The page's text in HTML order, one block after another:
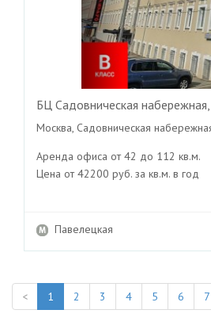
БЦ Садовническая
Москва, Садовническая
Аренда офиса от 42 до 112 кв.м.
Цена от 42200 руб. за кв.м. в год
Павелецкая
< 1 2 3 4 5 6 7